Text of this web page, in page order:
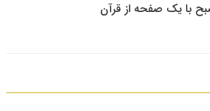
با یک صفحه از قرآن